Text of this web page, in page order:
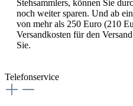
Stehsammlers, können Sie
noch weiter sparen. Und ab
von mehr als 250 Euro (210
Versandkosten für den
Sie.
Telefonservice